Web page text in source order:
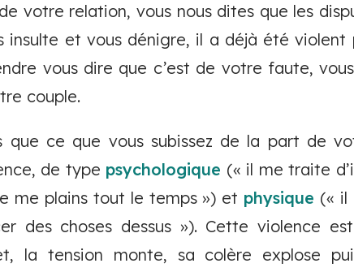
votre relation, vous nous dites que les
insulte et vous dénigre, il a déjà été violent
vous dire que c’est de votre faute,
couple.
que ce que vous subissez de la part de
de type psychologique (« il me traite
me plains tout le temps ») et physique (« il
des choses dessus »). Cette violence
la tension monte, sa colère explose